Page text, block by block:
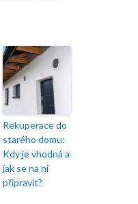
Rekuperace do
starého domu:
Kdy je vhodná a
jak se na ni
připravit?